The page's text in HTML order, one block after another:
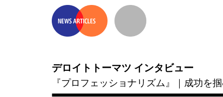
デロイトトーマツ インタビュー
『プロフェッショナリズム』｜成功を